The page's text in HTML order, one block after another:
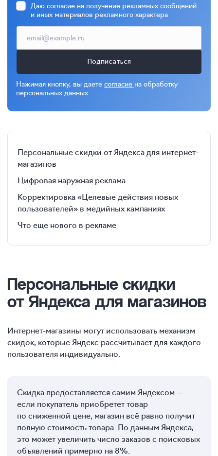
Даю согласие на получение рекламных сообщений
и иных материалов рекламного характера
Подписаться
Нажимая кнопку, вы даете согласие на обработку
персональных данных
Персональные скидки от Яндекса для интернет-
магазинов
Цифровая наружная реклама
Корректировка «Целевые действия новых
пользователей» в медийных кампаниях
Что еще нового в рекламе
Персональные скидки
от Яндекса для магазинов
Интернет-магазины могут использовать механизм
скидок, которые Яндекс рассчитывает для каждого
пользователя индивидуально.
Скидка предоставляется самим Яндексом —
если покупатель приобретет товар
по сниженной цене, магазин всё равно получит
полную стоимость товара. По данным Яндекса,
это может увеличить число заказов с поисковых
объявлений примерно на 8%.